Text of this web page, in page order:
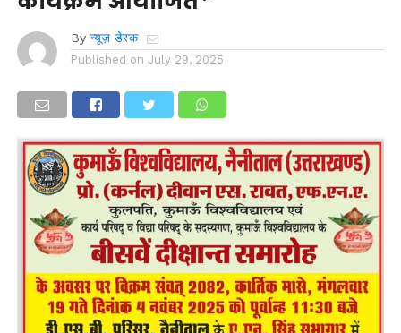
By न्यूज़ डेस्क
Published on July 29, 2025